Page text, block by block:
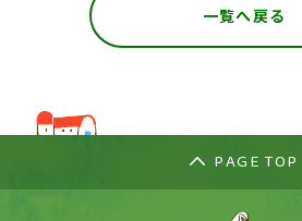
一覧へ戻る
PAGE TOP